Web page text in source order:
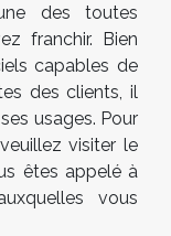
des toutes
franchir. Bien
capables de
des clients, il
usages. Pour
visiter le
êtes appelé à
vous